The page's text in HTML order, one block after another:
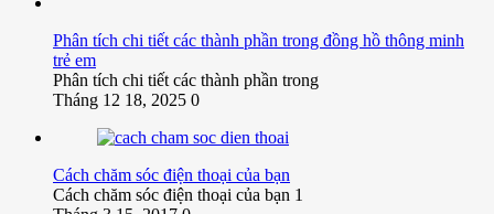
Phân tích chi tiết các thành phần trong đồng hồ thông minh
trẻ em
Phân tích chi tiết các thành phần trong
Tháng 12 18, 2025 0
Cách chăm sóc điện thoại của bạn
Cách chăm sóc điện thoại của bạn 1